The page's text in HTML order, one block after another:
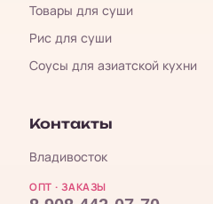
Товары для суши
Рис для суши
Соусы для азиатской кухни
Контакты
Владивосток
ОПТ · ЗАКАЗЫ